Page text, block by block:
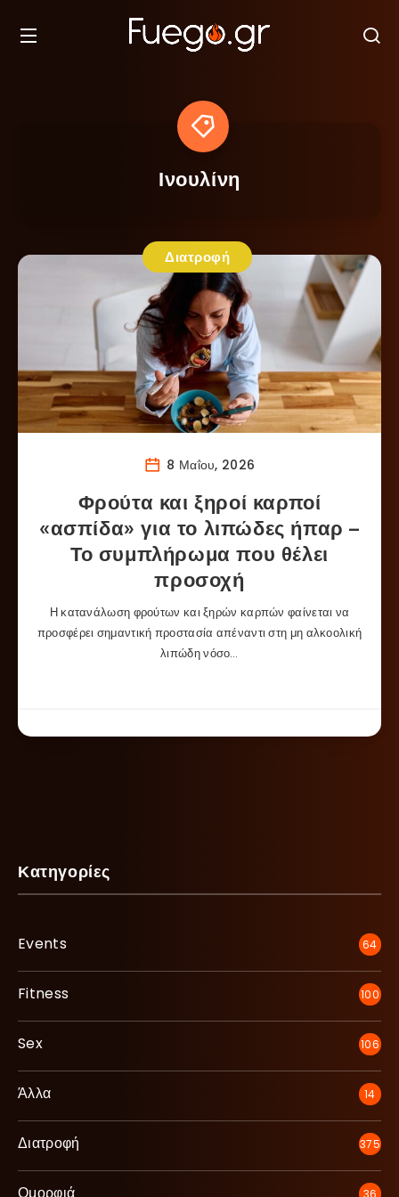
Ινουλίνη
Διατροφή
8 Μαΐου, 2026
Φρούτα και ξηροί καρποί
«ασπίδα» για το λιπώδες ήπαρ –
Το συμπλήρωμα που θέλει
προσοχή
Η κατανάλωση φρούτων και ξηρών καρπών φαίνεται να
προσφέρει σημαντική προστασία απέναντι στη μη αλκοολική
λιπώδη νόσο…
Κατηγορίες
Events 64
Fitness 100
Sex 106
Άλλα 14
Διατροφή 375
Ομορφιά 36